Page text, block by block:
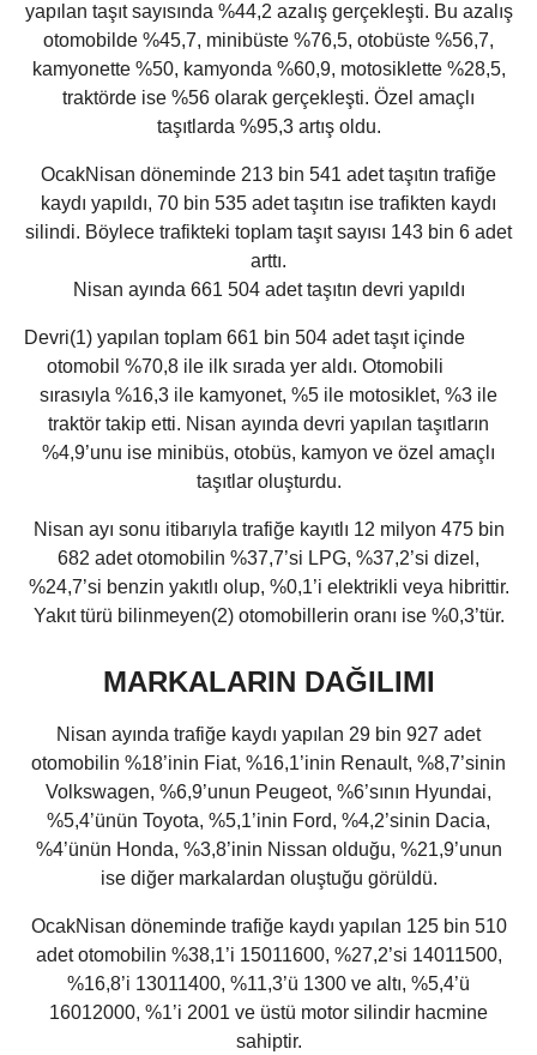
yapılan taşıt sayısında %44,2 azalış gerçekleşti. Bu azalış
otomobilde %45,7, minibüste %76,5, otobüste %56,7,
kamyonette %50, kamyonda %60,9, motosiklette %28,5,
traktörde ise %56 olarak gerçekleşti. Özel amaçlı
taşıtlarda %95,3 artış oldu.
OcakNisan döneminde 213 bin 541 adet taşıtın trafiğe
kaydı yapıldı, 70 bin 535 adet taşıtın ise trafikten kaydı
silindi. Böylece trafikteki toplam taşıt sayısı 143 bin 6 adet
arttı.
Nisan ayında 661 504 adet taşıtın devri yapıldı
Devri(1) yapılan toplam 661 bin 504 adet taşıt içinde
otomobil %70,8 ile ilk sırada yer aldı. Otomobili
sırasıyla %16,3 ile kamyonet, %5 ile motosiklet, %3 ile
traktör takip etti. Nisan ayında devri yapılan taşıtların
%4,9’unu ise minibüs, otobüs, kamyon ve özel amaçlı
taşıtlar oluşturdu.
Nisan ayı sonu itibarıyla trafiğe kayıtlı 12 milyon 475 bin
682 adet otomobilin %37,7’si LPG, %37,2’si dizel,
%24,7’si benzin yakıtlı olup, %0,1’i elektrikli veya hibrittir.
Yakıt türü bilinmeyen(2) otomobillerin oranı ise %0,3’tür.
MARKALARIN DAĞILIMI
Nisan ayında trafiğe kaydı yapılan 29 bin 927 adet
otomobilin %18’inin Fiat, %16,1’inin Renault, %8,7’sinin
Volkswagen, %6,9’unun Peugeot, %6’sının Hyundai,
%5,4’ünün Toyota, %5,1’inin Ford, %4,2’sinin Dacia,
%4’ünün Honda, %3,8’inin Nissan olduğu, %21,9’unun
ise diğer markalardan oluştuğu görüldü.
OcakNisan döneminde trafiğe kaydı yapılan 125 bin 510
adet otomobilin %38,1’i 15011600, %27,2’si 14011500,
%16,8’i 13011400, %11,3’ü 1300 ve altı, %5,4’ü
16012000, %1’i 2001 ve üstü motor silindir hacmine
sahiptir.